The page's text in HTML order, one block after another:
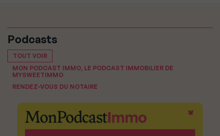
Podcasts
TOUT VOIR
MON PODCAST IMMO, LE PODCAST IMMOBILIER DE
MYSWEETIMMO
RENDEZ-VOUS DU NOTAIRE